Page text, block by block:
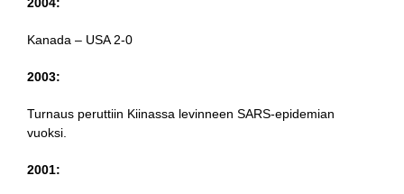
Kanada – USA 2-0
2003:
Turnaus peruttiin Kiinassa levinneen SARS-epidemian
vuoksi.
2001: